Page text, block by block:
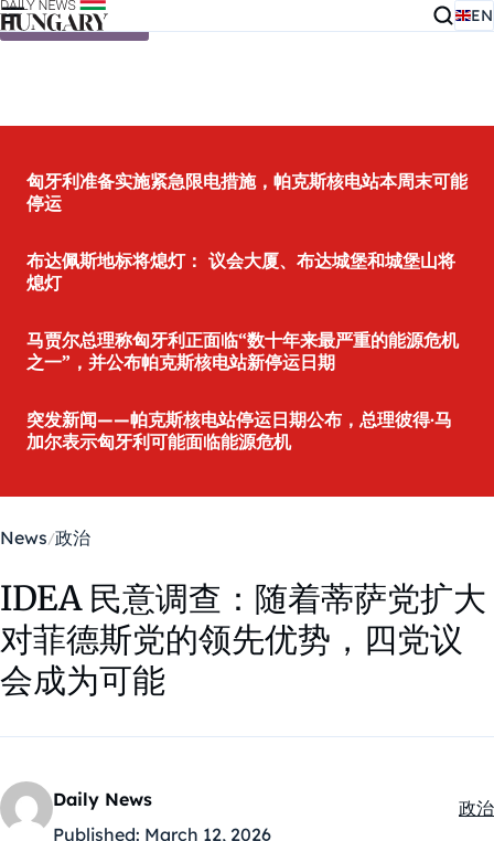
Skip to content EN
匈牙利准备实施紧急限电措施，帕克斯核电站本周末可能
停运
布达佩斯地标将熄灯： 议会大厦、布达城堡和城堡山将
熄灯
马贾尔总理称匈牙利正面临“数十年来最严重的能源危机
之一”，并公布帕克斯核电站新停运日期
突发新闻——帕克斯核电站停运日期公布，总理彼得·马
加尔表示匈牙利可能面临能源危机
News 政治
IDEA 民意调查：随着蒂萨党扩大
对菲德斯党的领先优势，四党议
会成为可能
Daily News
Published: March 12, 2026
政治